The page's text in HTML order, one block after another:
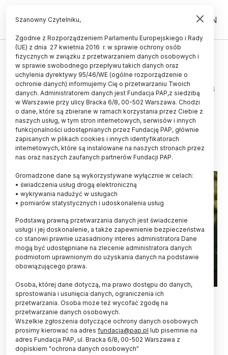
PL EN
ŻYCIE
PROP wnioskuje do rządu o
nieudzielanie wsparcia dla działań
KE, mogących osłabić ochronę
wilka
01.04.2025
aktualizacja: 01.04.2025
4 minuty czytania
Fot. Adobe Stock
Eksperci z Państwowej Rady Ochrony Przyrody
wnioskują do rządu o nieudzielanie wsparcia dla
działań Komisji Europejskiej prowadzących do
obniżenia statusu ochrony wilka.
Szanowny Czytelniku,
Zgodnie z Rozporządzeniem Parlamentu Europejskiego i Rady
(UE) z dnia 27 kwietnia 2016 r. w sprawie ochrony osób
fizycznych w związku z przetwarzaniem danych osobowych i
w sprawie swobodnego przepływu takich danych oraz
uchylenia dyrektywy 95/46/WE (ogólne rozporządzenie o
ochronie danych) informujemy Cię o przetwarzaniu Twoich
danych. Administratorem danych jest Fundacja PAP,z siedzibą
w Warszawie przy ulicy Bracka 6/8, 00-502 Warszawa. Chodzi
o dane, które są zbierane w ramach korzystania przez Ciebie z
naszych usług, w tym stron internetowych, serwisów i innych
funkcjonalności udostępnianych przez Fundację PAP, głównie
zapisanych w plikach cookies i innych identyfikatorach
internetowych, które są instalowane na naszych stronach przez
nas oraz naszych zaufanych partnerów Fundacji PAP.
Gromadzone dane są wykorzystywane wyłącznie w celach:
• świadczenia usług drogą elektroniczną
• wykrywania nadużyć w usługach
• pomiarów statystycznych i udoskonalenia usług
Podstawą prawną przetwarzania danych jest świadczenie
usługi i jej doskonalenie, a także zapewnienie bezpieczeństwa
co stanowi prawnie uzasadniony interes administratora Dane
mogą być udostępniane na zlecenie administratora danych
podmiotom uprawnionym do uzyskania danych na podstawie
obowiązującego prawa.
Osoba, której dane dotyczą, ma prawo dostępu do danych,
sprostowania i usunięcia danych, ograniczenia ich
przetwarzania. Osoba może też wycofać zgodę na
przetwarzanie danych osobowych.
Wszelkie zgłoszenia dotyczące ochrony danych osobowych
prosimy kierować na adres fundacja@pap.pl lub pisemnie na
adres Fundacja PAP, ul. Bracka 6/8, 00-502 Warszawa z
dopiskiem "ochrona danych osobowych"